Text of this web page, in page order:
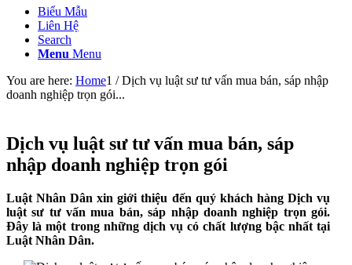
Biểu Mẫu
Liên Hệ
Search
Menu Menu
You are here: Home1 / Dịch vụ luật sư tư vấn mua bán, sáp nhập
doanh nghiệp trọn gói...
Dịch vụ luật sư tư vấn mua bán, sáp
nhập doanh nghiệp trọn gói
Luật Nhân Dân xin giới thiệu đến quý khách hàng Dịch vụ
luật sư tư vấn mua bán, sáp nhập doanh nghiệp trọn gói.
Đây là một trong những dịch vụ có chất lượng bậc nhất tại
Luật Nhân Dân.